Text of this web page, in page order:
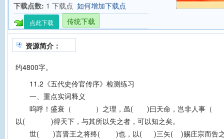
下载点数: 1 下载点 如何增加下载点
点此下载 传统下载
资源简介：
约4800字。
11.2《五代史伶官传序》检测练习
一、重点实词释义
呜呼！盛衰（ ）之理，虽( )曰天命，岂非人事
以( )得天下，与其所以失之者，可以知之矣。
世( )言晋王之将终( )也，以( )三矢( )赐庄宗而告之曰